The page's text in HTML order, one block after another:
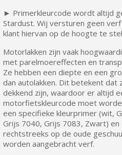
► Primerkleurcode wordt altijd
Stardust. Wij versturen geen
klant hiervan op de hoogte te
Motorlakken zijn vaak
met parelmoereffecten en
Ze hebben een diepte en een
dan autolakken. Dit betekent dat
dekkend zijn, waardoor er altijd
motorfietskleurcode moet
een specifieke kleurprimer (wit,
Grijs 7040, Grijs 7083, Zwart) en
rechtstreeks op de oude
worden aangebracht verf.